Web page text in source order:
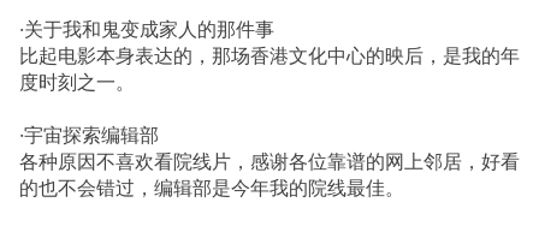
·关于我和鬼变成家人的那件事
比起电影本身表达的，那场香港文化中心的映后，是我的年
度时刻之一。
·宇宙探索编辑部
各种原因不喜欢看院线片，感谢各位靠谱的网上邻居，好看
的也不会错过，编辑部是今年我的院线最佳。